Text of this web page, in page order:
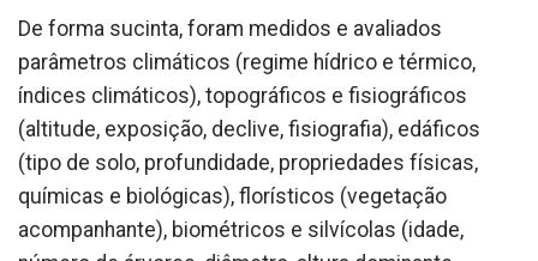
De forma sucinta, foram medidos e avaliados
parâmetros climáticos (regime hídrico e térmico,
índices climáticos), topográficos e fisiográficos
(altitude, exposição, declive, fisiografia), edáficos
(tipo de solo, profundidade, propriedades físicas,
químicas e biológicas), florísticos (vegetação
acompanhante), biométricos e silvícolas (idade,